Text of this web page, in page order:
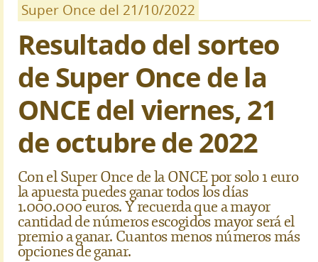
Super Once del 21/10/2022
Resultado del sorteo
de Super Once de la
ONCE del viernes, 21
de octubre de 2022
Con el Super Once de la ONCE por solo 1 euro
la apuesta puedes ganar todos los días
1.000.000 euros. Y recuerda que a mayor
cantidad de números escogidos mayor será el
premio a ganar. Cuantos menos números más
opciones de ganar.